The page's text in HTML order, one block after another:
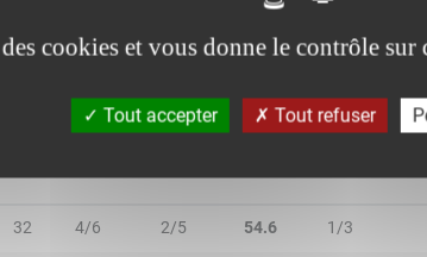
32 4/6 2/5 54.6 1/3
cookies et vous donne le contrôle
Tout accepter Tout refuser